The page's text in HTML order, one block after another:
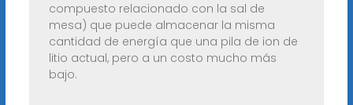
compuesto relacionado con la sal de
mesa) que puede almacenar la misma
cantidad de energía que una pila de ion de
litio actual, pero a un costo mucho más
bajo.